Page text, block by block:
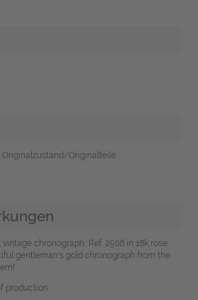
Originalzustand/Originalteile
chronograph, Ref. 2508 in 18k rose
gentleman's gold chronograph from the
production.